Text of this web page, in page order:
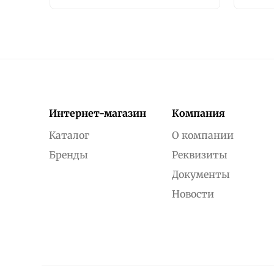
Интернет-магазин
Каталог
Бренды
Компания
О компании
Реквизиты
Документы
Новости